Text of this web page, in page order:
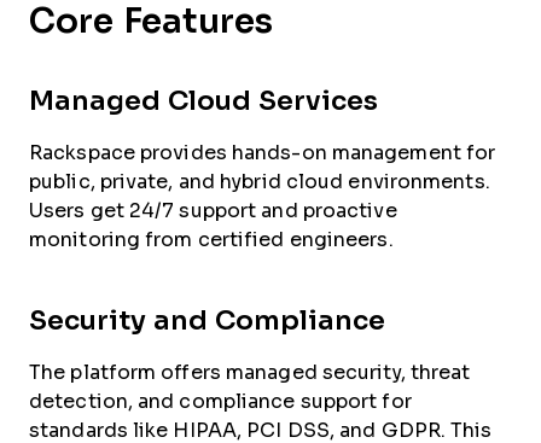
Core Features
Managed Cloud Services
Rackspace provides hands-on management for
public, private, and hybrid cloud environments.
Users get 24/7 support and proactive
monitoring from certified engineers.
Security and Compliance
The platform offers managed security, threat
detection, and compliance support for
standards like HIPAA, PCI DSS, and GDPR. This